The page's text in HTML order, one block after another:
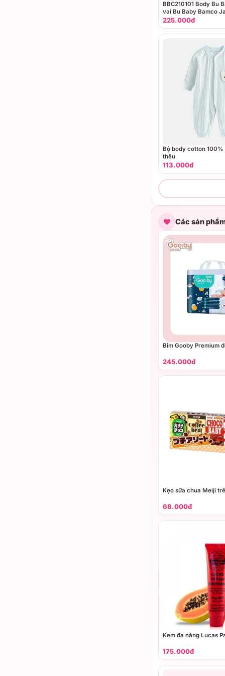
BBC210101 Body Bu
vai Bu Baby Bamco
225.000đ
Bộ body cotton 100%
thêu
113.000đ
Các sản
Bỉm Gooby Premium
245.000đ
Kẹo sữa chua Meiji
68.000đ
Kem đa năng Lucas
175.000đ